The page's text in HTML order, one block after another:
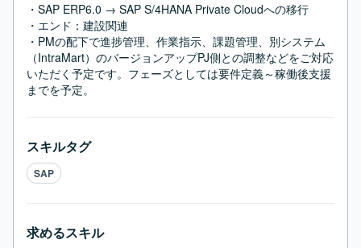
・SAP ERP6.0 → SAP S/4HANA Private Cloudへの移行
・エンド：建設関連
・PMの配下で進捗管理、作業指示、課題管理、別システム
（IntraMart）のバージョンアップPJ側との調整などをご対応
いただく予定です。フェーズとしては要件定義～稼働後支援
までを予定。
スキルタグ
SAP
求めるスキル